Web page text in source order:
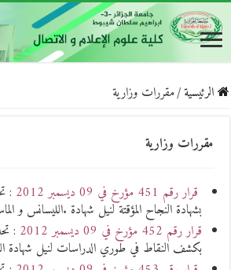
الرئيسية/مقررات وزارية
مقررات وزارية
قرار رقم 451 مؤرخ في 09 ديسمبر 2012 :
بشهادة النجاح المؤقتة لنيل شهادة .الليسانس و
قرار رقم 452 مؤرخ في 09 ديسمبر 2012
:
بكشف النقاط في طوري الدراسات لنيل شهادة